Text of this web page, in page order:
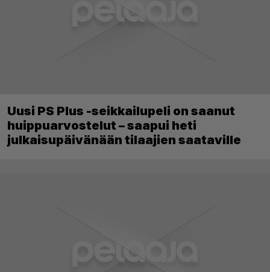
Uusi PS Plus -seikkailupeli on saanut
huippuarvostelut – saapui heti
julkaisupäivänään tilaajien saataville